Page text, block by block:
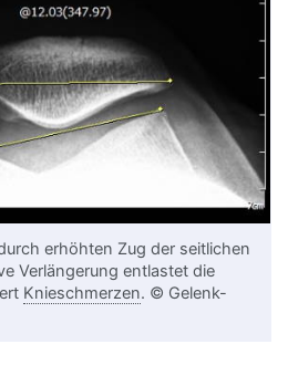
erhöhten Zug der seitlichen
Verlängerung entlastet die
Knieschmerzen. © Gelenk-